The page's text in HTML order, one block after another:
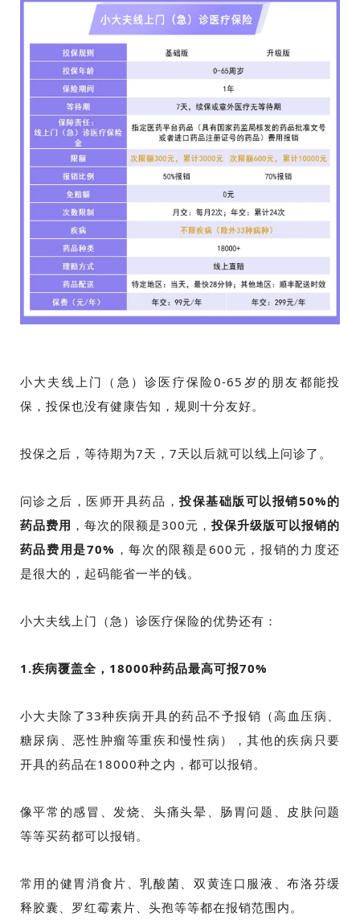
小大夫线上门（急）诊医疗保险0-65岁的朋友都能投
保，投保也没有健康告知，规则十分友好。
投保之后，等待期为7天，7天以后就可以线上问诊了。
问诊之后，医师开具药品，投保基础版可以报销50%的
药品费用 ，每次的限额是300元，投保升级版可以报销的
药品费用是70% ，每次的限额是600元，报销的力度还
是很大的，起码能省一半的钱。
小大夫线上门（急）诊医疗保险的优势还有：
1.疾病覆盖全，18000种药品最高可报70%
小大夫除了33种疾病开具的药品不予报销（高血压病、
糖尿病、恶性肿瘤等重疾和慢性病），其他的疾病只要
开具的药品在18000种之内，都可以报销。
像平常的感冒、发烧、头痛头晕、肠胃问题、皮肤问题
等等买药都可以报销。
常用的健胃消食片、乳酸菌、双黄连口服液、布洛芬缓
释胶囊、罗红霉素片、头孢等等都在报销范围内。